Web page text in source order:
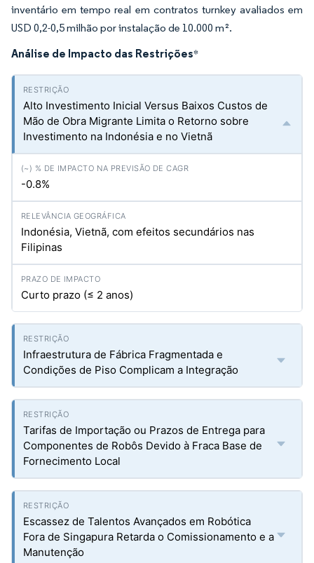
inventário em tempo real em contratos turnkey avaliados em
USD 0,2-0,5 milhão por instalação de 10.000 m².
Análise de Impacto das Restrições*
Alto Investimento Inicial Versus Baixos Custos de
Mão de Obra Migrante Limita o Retorno sobre
Investimento na Indonésia e no Vietnã
-0.8%
Indonésia, Vietnã, com efeitos secundários nas
Filipinas
Curto prazo (≤ 2 anos)
Infraestrutura de Fábrica Fragmentada e
Condições de Piso Complicam a Integração
Tarifas de Importação ou Prazos de Entrega para
Componentes de Robôs Devido à Fraca Base de
Fornecimento Local
Escassez de Talentos Avançados em Robótica
Fora de Singapura Retarda o Comissionamento e a
Manutenção